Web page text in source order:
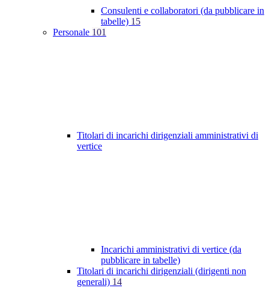
Consulenti e collaboratori (da pubblicare in
tabelle) 15
Personale 101
Titolari di incarichi dirigenziali amministrativi di
vertice
Incarichi amministrativi di vertice (da
pubblicare in tabelle)
Titolari di incarichi dirigenziali (dirigenti non
generali) 14